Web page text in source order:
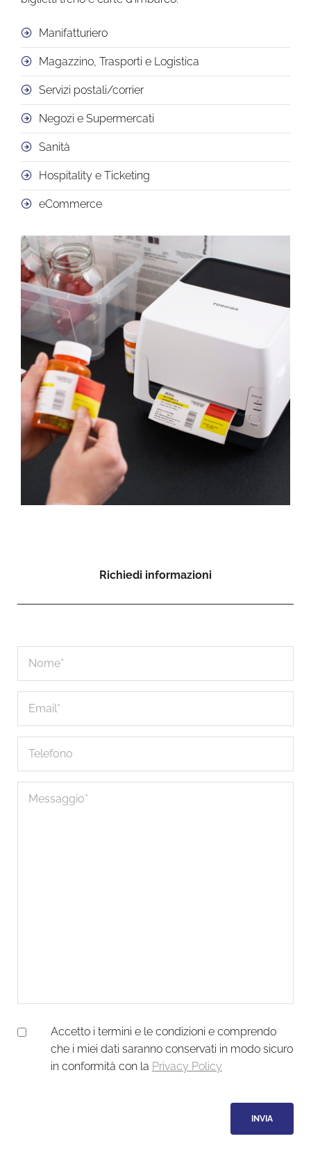
Manifatturiero
Magazzino, Trasporti e Logistica
Servizi postali/corrier
Negozi e Supermercati
Sanità
Hospitality e Ticketing
eCommerce
Richiedi informazioni
Accetto i termini e le condizioni e comprendo
che i miei dati saranno conservati in modo sicuro
in conformità con la Privacy Policy